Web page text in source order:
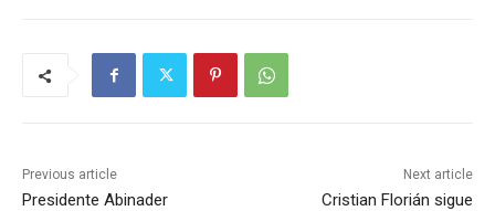
Previous article
Presidente Abinader
Next article
Cristian Florián sigue